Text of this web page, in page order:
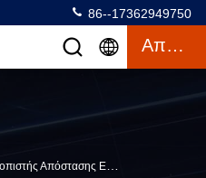
86--17362949750
Απόσπασμα
Ελαττωμάτων Καλωδίων